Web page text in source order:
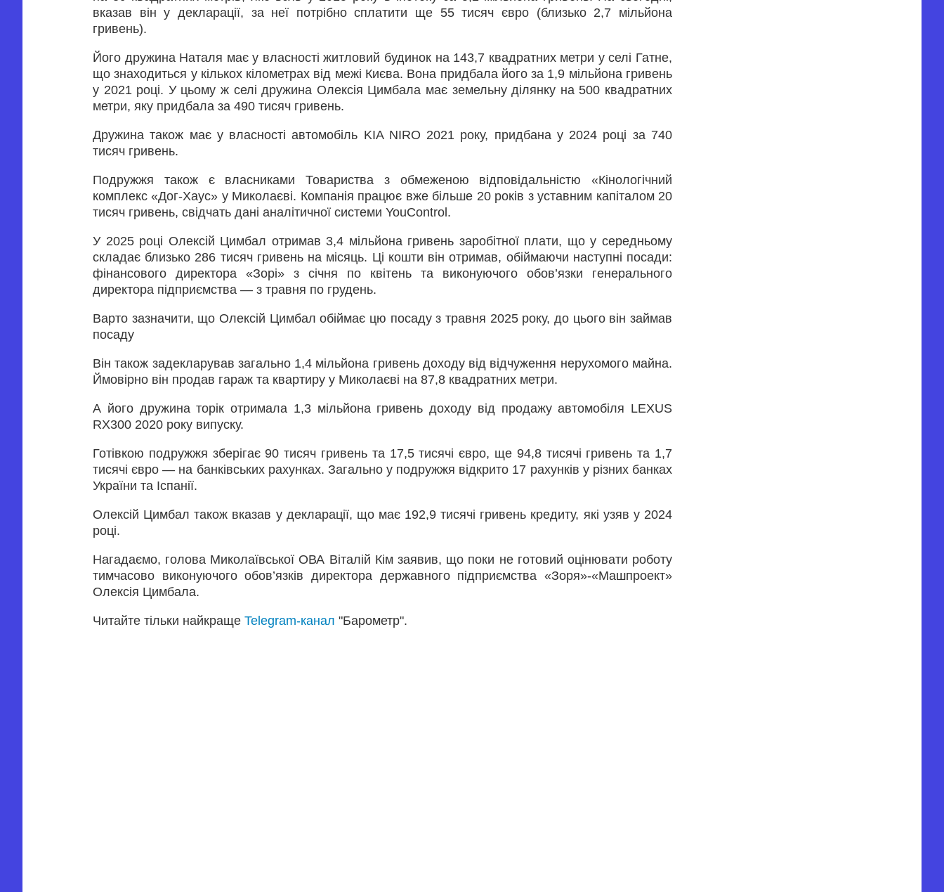
вказав він у декларації, за неї потрібно сплатити ще 55 тисяч євро (близько 2,7 мільйона
гривень).
Його дружина Наталя має у власності житловий будинок на 143,7 квадратних метри у селі Гатне,
що знаходиться у кількох кілометрах від межі Києва. Вона придбала його за 1,9 мільйона гривень
у 2021 році. У цьому ж селі дружина Олексія Цимбала має земельну ділянку на 500 квадратних
метри, яку придбала за 490 тисяч гривень.
Дружина також має у власності автомобіль KIA NIRO 2021 року, придбана у 2024 році за 740
тисяч гривень.
Подружжя також є власниками Товариства з обмеженою відповідальністю «Кінологічний
комплекс «Дог-Хаус» у Миколаєві. Компанія працює вже більше 20 років з уставним капіталом 20
тисяч гривень, свідчать дані аналітичної системи YouControl.
У 2025 році Олексій Цимбал отримав 3,4 мільйона гривень заробітної плати, що у середньому
складає близько 286 тисяч гривень на місяць. Ці кошти він отримав, обіймаючи наступні посади:
фінансового директора «Зорі» з січня по квітень та виконуючого обов’язки генерального
директора підприємства — з травня по грудень.
Варто зазначити, що Олексій Цимбал обіймає цю посаду з травня 2025 року, до цього він займав
посаду
Він також задекларував загально 1,4 мільйона гривень доходу від відчуження нерухомого майна.
Ймовірно він продав гараж та квартиру у Миколаєві на 87,8 квадратних метри.
А його дружина торік отримала 1,3 мільйона гривень доходу від продажу автомобіля LEXUS
RX300 2020 року випуску.
Готівкою подружжя зберігає 90 тисяч гривень та 17,5 тисячі євро, ще 94,8 тисячі гривень та 1,7
тисячі євро — на банківських рахунках. Загально у подружжя відкрито 17 рахунків у різних банках
України та Іспанії.
Олексій Цимбал також вказав у декларації, що має 192,9 тисячі гривень кредиту, які узяв у 2024
році.
Нагадаємо, голова Миколаївської ОВА Віталій Кім заявив, що поки не готовий оцінювати роботу
тимчасово виконуючого обов’язків директора державного підприємства «Зоря»-«Машпроект»
Олексія Цимбала.
Читайте тільки найкраще Telegram-канал "Барометр".